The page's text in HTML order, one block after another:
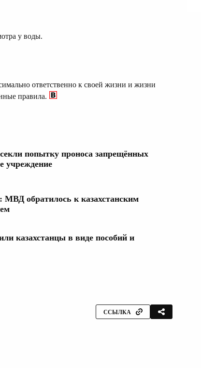
у воды.
ответственно к своей жизни и жизни
правила.
попытку проноса запрещённых
учреждение
МВД обратилось к казахстанским
казахстанцы в виде пособий и
ССЫЛКА